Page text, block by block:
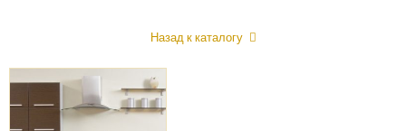
Назад к каталогу